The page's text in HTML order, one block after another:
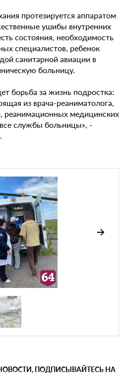
протезируется аппаратом
ушибы внутренних
состояния, необходимость
специалистов, ребенок
санитарной авиации в
больницу.
борьба за жизнь подростка:
из врача-реаниматолога,
реанимационных медицинских
службы больницы», -
ПОДПИСЫВАЙТЕСЬ НА